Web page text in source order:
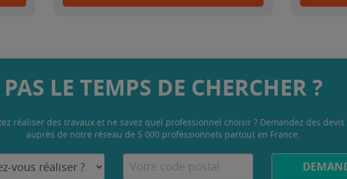
PAS LE TEMPS DE CHERCHER ?
réaliser des travaux et ne savez quel professionnel choisir ? Demandez des devis
auprès de notre réseau de 5 000 professionnels partout en France.